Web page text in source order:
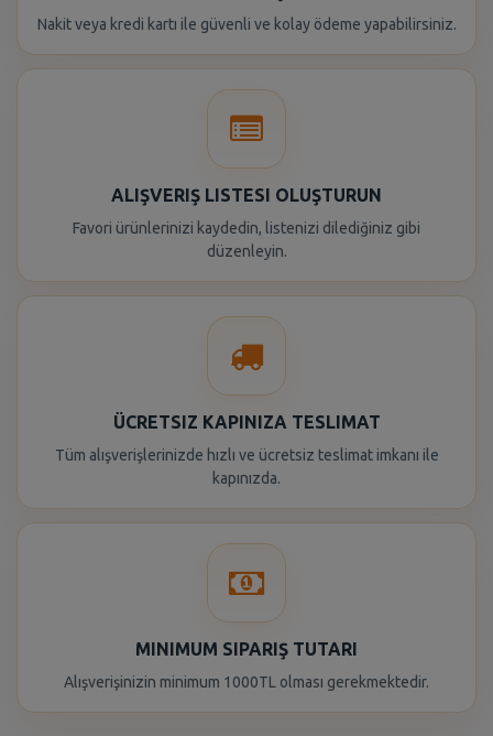
Nakit veya kredi kartı ile güvenli ve kolay ödeme yapabilirsiniz.
ALIŞVERIŞ LISTESI OLUŞTURUN
Favori ürünlerinizi kaydedin, listenizi dilediğiniz gibi
düzenleyin.
ÜCRETSIZ KAPINIZA TESLIMAT
Tüm alışverişlerinizde hızlı ve ücretsiz teslimat imkanı ile
kapınızda.
MINIMUM SIPARIŞ TUTARI
Alışverişinizin minimum 1000TL olması gerekmektedir.